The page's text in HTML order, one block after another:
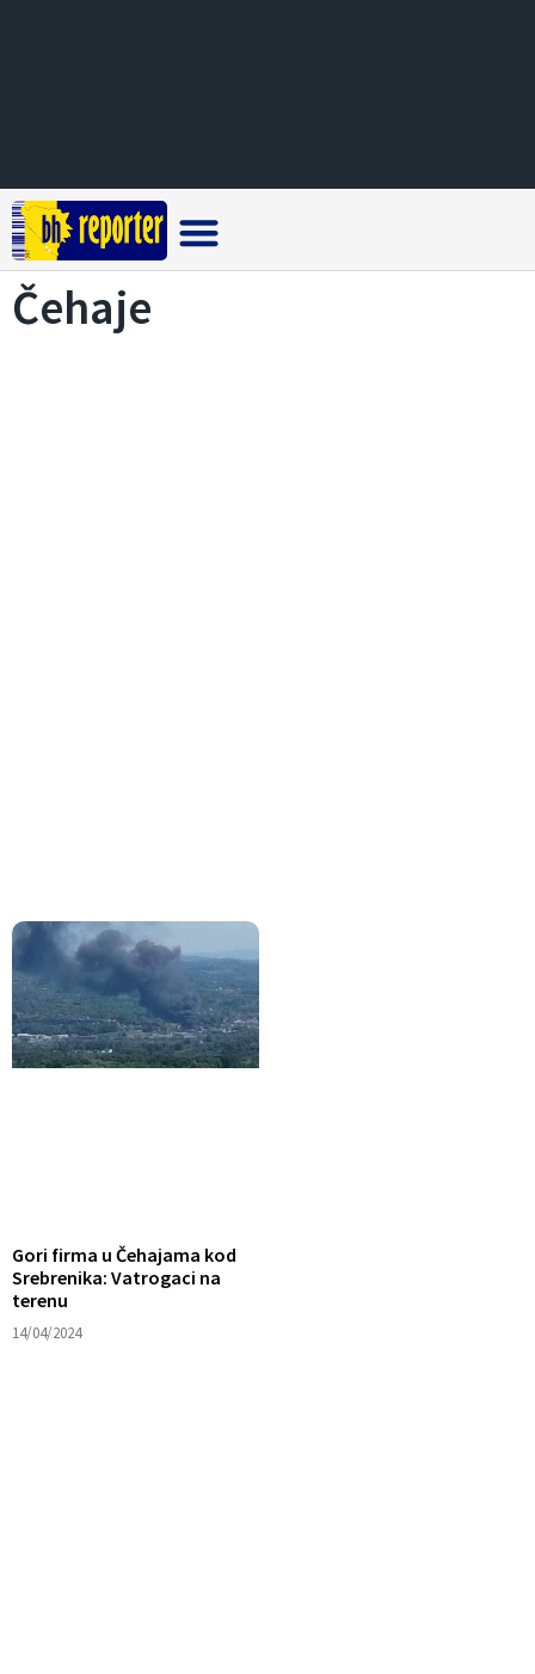
Čehaje
Gori firma u Čehajama kod
Srebrenika: Vatrogaci na
terenu
14/04/2024